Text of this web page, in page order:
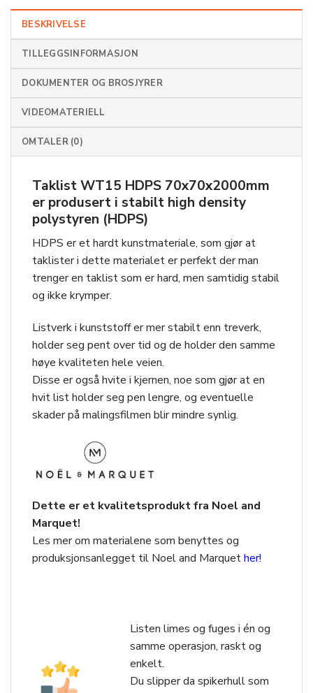
BESKRIVELSE
TILLEGGSINFORMASJON
DOKUMENTER OG BROSJYRER
VIDEOMATERIELL
OMTALER (0)
Taklist WT15 HDPS 70x70x2000mm
er produsert i stabilt high density
polystyren (HDPS)
HDPS er et hardt kunstmateriale, som gjør at
taklister i dette materialet er perfekt der man
trenger en taklist som er hard, men samtidig stabil
og ikke krymper.
Listverk i kunststoff er mer stabilt enn treverk,
holder seg pent over tid og de holder den samme
høye kvaliteten hele veien.
Disse er også hvite i kjernen, noe som gjør at en
hvit list holder seg pen lengre, og eventuelle
skader på malingsfilmen blir mindre synlig.
Dette er et kvalitetsprodukt fra Noel and
Marquet!
Les mer om materialene som benyttes og
produksjonsanlegget til Noel and Marquether!
Listen limes og fuges i én og
samme operasjon, raskt og
enkelt.
Du slipper da spikerhull som